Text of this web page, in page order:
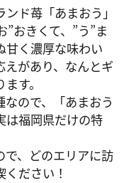
ド苺「あまおう」
”おきくて、”う”ま
甘く濃厚な味わい
えがあり、なんとギ
す。
ので、「あまおう
は福岡県だけの特
で、どのエリアに訪
ださい！